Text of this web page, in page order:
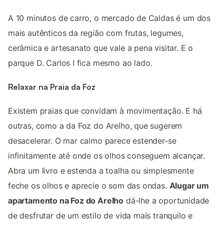
A 10 minutos de carro, o mercado de Caldas é um dos
mais autênticos da região com frutas, legumes,
cerâmica e artesanato que vale a pena visitar. E o
parque D. Carlos I fica mesmo ao lado.
Relaxar na Praia da Foz
Existem praias que convidam à movimentação. E há
outras, como a da Foz do Arelho, que sugerem
desacelerar. O mar calmo parece estender-se
infinitamente até onde os olhos conseguem alcançar.
Abra um livro e estenda a toalha ou simplesmente
feche os olhos e aprecie o som das ondas. Alugar um
apartamento na Foz do Arelho dá-lhe a oportunidade
de desfrutar de um estilo de vida mais tranquilo e